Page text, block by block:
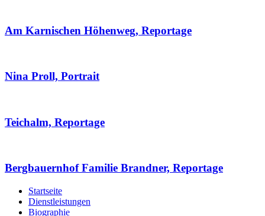
Am Karnischen Höhenweg, Reportage
Nina Proll, Portrait
Teichalm, Reportage
Bergbauernhof Familie Brandner, Reportage
Startseite
Dienstleistungen
Biographie